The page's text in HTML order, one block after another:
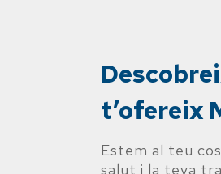
t’ofereix
Estem al teu
salut i la teva